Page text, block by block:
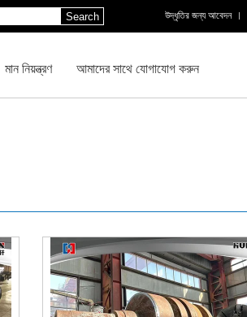
উদ্ধৃতির জন্য আবেদন |
Search
মান নিয়ন্ত্রণ আমাদের সাথে যোগাযোগ করুন